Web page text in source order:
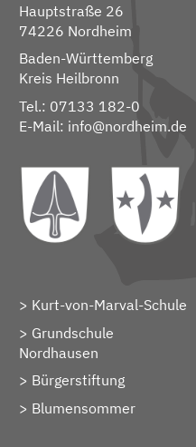
Hauptstraße 26
74226 Nordheim
Baden-Württemberg
Kreis Heilbronn
Tel.: 07133 182-0
E-Mail: info@nordheim.de
Kurt-von-Marval-Schule
Grundschule
Nordhausen
Bürgerstiftung
Blumensommer